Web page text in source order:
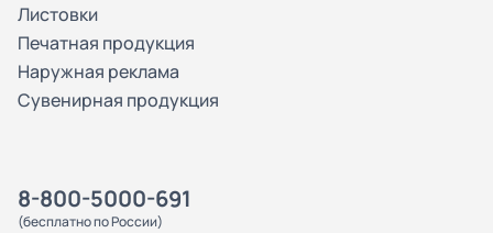
Листовки
Печатная продукция
Наружная реклама
Сувенирная продукция
8-800-5000-691
(бесплатно по России)